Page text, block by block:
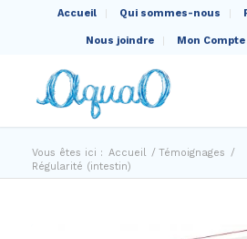
Accueil Qui sommes-nous
Nous joindre Mon Compte
Vous êtes ici : Accueil / Témoignages /
Régularité (intestin)